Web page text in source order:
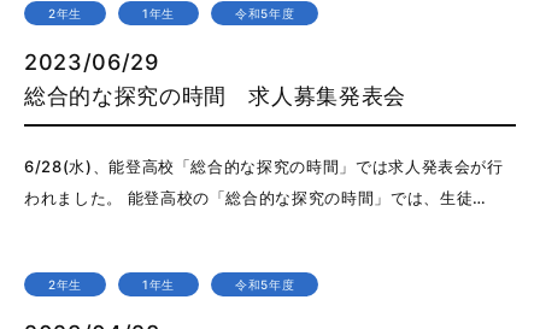
2年生 1年生 令和5年度
2023/06/29
総合的な探究の時間 求人募集発表会
6/28(水)、能登高校「総合的な探究の時間」では求人発表会が行
われました。 能登高校の「総合的な探究の時間」では、生徒…
2年生 1年生 令和5年度